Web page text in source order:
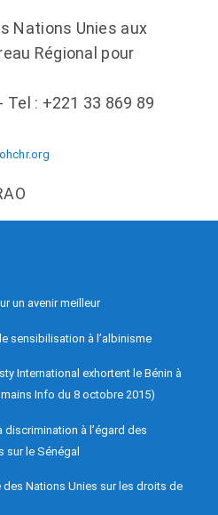
un avenir meilleur
sensibilisation à l’albinisme
International exhortent le Bénin à
Info du 8 octobre 2015)
discrimination à l’égard des
sur le Sénégal
Nations Unies sur les droits de
Nations Unies aux
Régional pour
Tel : +221 33 869 89